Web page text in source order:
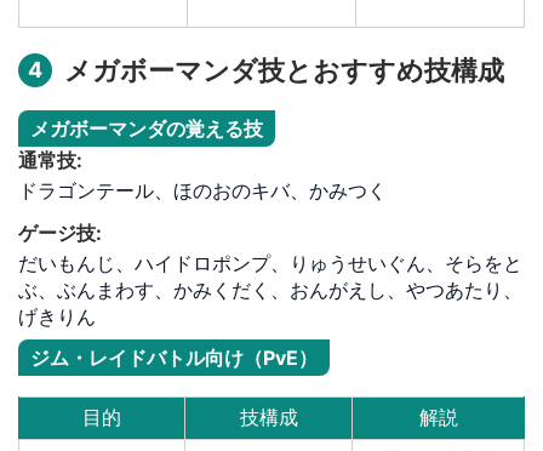
4 メガボーマンダ技とおすすめ技構成
メガボーマンダの覚える技
通常技:
ドラゴンテール、ほのおのキバ、かみつく
ゲージ技:
だいもんじ、ハイドロポンプ、りゅうせいぐん、そらをと
ぶ、ぶんまわす、かみくだく、おんがえし、やつあたり、
げきりん
ジム・レイドバトル向け（PvE）
目的 技構成 解説